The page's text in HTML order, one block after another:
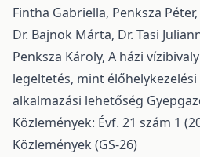
Fintha Gabriella, Penksza
Dr. Bajnok Márta, Dr. Tasi
Penksza Károly, A házi
legeltetés, mint
alkalmazási lehetőség
Közlemények: Évf. 21 szám 1
Közlemények (GS-26)